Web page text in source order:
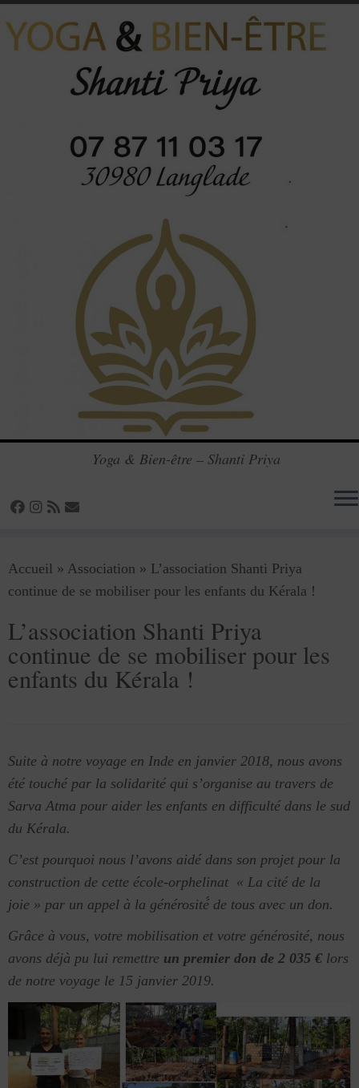
au
contenu
Yoga & Bien-être – Shanti Priya
Accueil » Association » L’association Shanti Priya
continue de se mobiliser pour les enfants du Kérala !
L’association Shanti Priya
continue de se mobiliser pour les
enfants du Kérala !
Suite à notre voyage en Inde en janvier 2018, nous avons
été touché par la solidarité qui s’organise au travers de
Sarva Atma pour aider les enfants en difficulté dans le sud
du Kérala.
C’est pourquoi nous l’avons aidé dans son projet pour la
construction de cette école-orphelinat « La cité de la
joie » par un appel à la générosité́ de tous avec un don.
Grâce à vous, votre mobilisation et votre générosité, nous
avons déjà pu lui remettre un premier don de 2 035 € lors
de notre voyage le 15 janvier 2019.